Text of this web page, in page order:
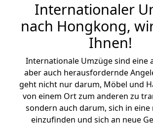
Internationaler
nach Hongkong,
Ihnen!
Internationale Umzüge sind eine
aber auch herausfordernde
geht nicht nur darum, Möbel und
von einem Ort zum anderen zu
sondern auch darum, sich in eine
einzufinden und sich an neue